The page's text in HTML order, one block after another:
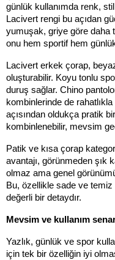
günlük kullanımda renk,
Lacivert rengi bu açıdan
yumuşak, griye göre daha
onu hem sportif hem
Lacivert erkek çorap,
oluşturabilir. Koyu tonlu
duruş sağlar. Chino
kombinlerinde de
açısından oldukça pratik
kombinlenebilir, mevsim
Patik ve kısa çorap
avantajı, görünmeden şık
olmaz ama genel
Bu, özellikle sade ve temiz
değerli bir detaydır.
Mevsim ve kullanım
Yazlık, günlük ve spor
için tek bir özelliğin iyi